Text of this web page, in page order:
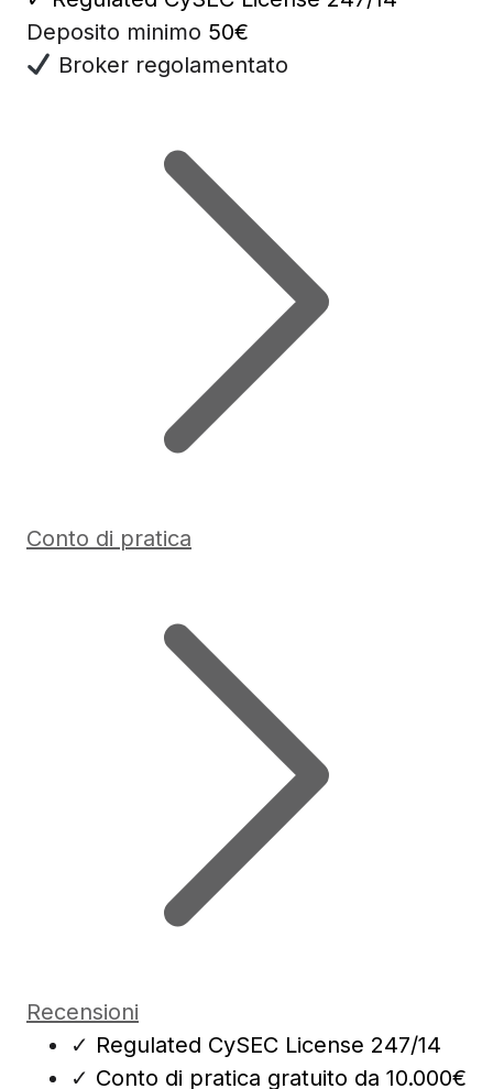
Deposito minimo 50€
Broker regolamentato
Conto di pratica
Recensioni
✓ Regulated CySEC License 247/14
✓ Conto di pratica gratuito da 10.000€